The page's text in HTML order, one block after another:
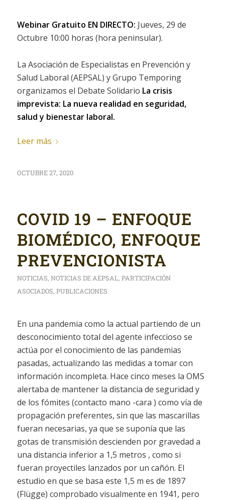
Webinar Gratuito EN DIRECTO: Jueves, 29 de
Octubre 10:00 horas (hora peninsular).
La Asociación de Especialistas en Prevención y
Salud Laboral (AEPSAL) y Grupo Temporing
organizamos el Debate Solidario La crisis
imprevista: La nueva realidad en seguridad,
salud y bienestar laboral.
Leer más
OCTUBRE 27, 2020
COVID 19 – ENFOQUE
BIOMÉDICO, ENFOQUE
PREVENCIONISTA
NOTICIAS, NOTICIAS DE AEPSAL, PARTICIPACIÓN
ASOCIADOS, PUBLICACIONES
En una pandemia como la actual partiendo de un
desconocimiento total del agente infeccioso se
actúa por el conocimiento de las pandemias
pasadas, actualizando las medidas a tomar con
información incompleta. Hace cinco meses la OMS
alertaba de mantener la distancia de seguridad y
de los fómites (contacto mano -cara ) como vía de
propagación preferentes, sin que las mascarillas
fueran necesarias, ya que se suponía que las
gotas de transmisión descienden por gravedad a
una distancia inferior a 1,5 metros , como si
fueran proyectiles lanzados por un cañón. El
estudio en que se basa este 1,5 m es de 1897
(Flügge) comprobado visualmente en 1941, pero